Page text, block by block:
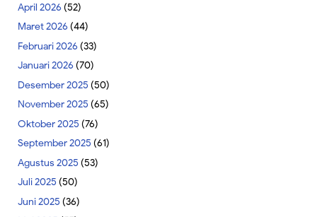
April 2026 (52)
Maret 2026 (44)
Februari 2026 (33)
Januari 2026 (70)
Desember 2025 (50)
November 2025 (65)
Oktober 2025 (76)
September 2025 (61)
Agustus 2025 (53)
Juli 2025 (50)
Juni 2025 (36)